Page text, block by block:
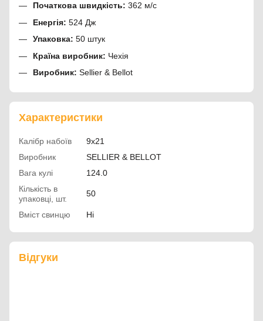
Початкова швидкість: 362 м/с
Енергія: 524 Дж
Упаковка: 50 штук
Країна виробник: Чехія
Виробник: Sellier & Bellot
Характеристики
Калібр набоїв
9x21
Виробник
SELLIER & BELLOT
Вага кулі
124.0
Кількість в
упаковці, шт.
50
Вміст свинцю Ні
Відгуки